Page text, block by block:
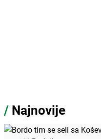
/ Najnovije